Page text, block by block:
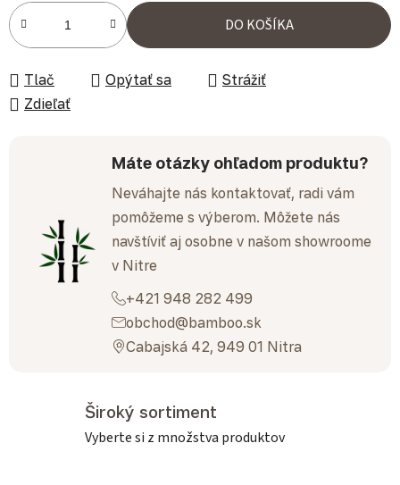
Jednotková cena:
DO KOŠÍKA
Tlač Opýtať sa
Strážiť
Zdieľať
Máte otázky ohľadom produktu?
Neváhajte nás kontaktovať, radi vám
pomôžeme s výberom. Môžete nás
navštíviť aj osobne v našom showroome
v Nitre
+421 948 282 499
obchod@bamboo.sk
Cabajská 42, 949 01 Nitra
Široký sortiment
Vyberte si z množstva produktov